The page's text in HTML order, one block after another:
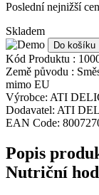
Poslední nejnižší
Skladem
Do košíku
Kód Produktu :
Země původu :
mimo EU
Výrobce: ATI
Dodavatel: ATI
EAN Code:
Popis
Nutriční